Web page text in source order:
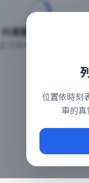
台鐵列車即
本頁顯示目前全台
常用查詢：
台鐵即時動態
位置依時刻
車的真
列車動態載入中…